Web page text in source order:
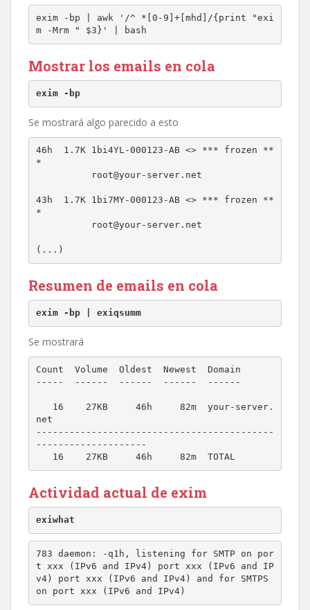
exim -bp | awk '/^ *[0-9]+[mhd]/{print "exi
m -Mrm " $3}' | bash
Mostrar los emails en cola
exim -bp
Se mostrará algo parecido a esto
46h  1.7K 1bi4YL-000123-AB <> *** frozen **
*
root@your-server.net
43h  1.7K 1bi7MY-000123-AB <> *** frozen **
*
root@your-server.net
(...)
Resumen de emails en cola
exim -bp | exiqsumm
Se mostrará
Count  Volume  Oldest  Newest  Domain
-----  ------  ------  ------  ------
16    27KB     46h     82m  your-server.
net
-------------------------------------------
--------------------
16    27KB     46h     82m  TOTAL
Actividad actual de exim
exiwhat
783 daemon: -q1h, listening for SMTP on por
t xxx (IPv6 and IPv4) port xxx (IPv6 and IP
v4) port xxx (IPv6 and IPv4) and for SMTPS
on port xxx (IPv6 and IPv4)